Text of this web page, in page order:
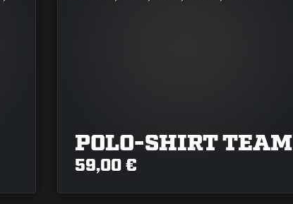
POLO-SHIRT TEAM
59,00 €